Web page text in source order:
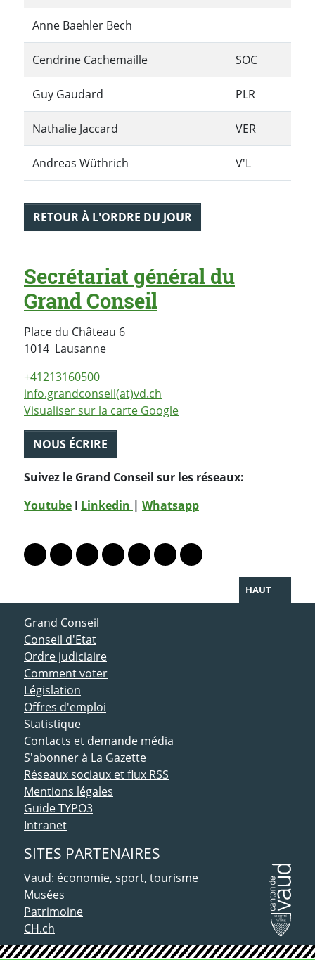
Anne Baehler Bech
Cendrine Cachemaille SOC
Guy Gaudard PLR
Nathalie Jaccard VER
Andreas Wüthrich V'L
RETOUR À L'ORDRE DU JOUR
Secrétariat général du
Grand Conseil
Place du Château 6
1014 LausanneSuisse
+41213160500
info.grandconseil(at)vd.ch
Visualiser sur la carte Google
NOUS ÉCRIRE
Suivez le Grand Conseil sur les réseaux:
Youtube I Linkedin | Whatsapp
Lien vers le profil Mastodon
Lien vers le profil Bluesky
Lien vers le profil Instagram
Lien vers le profil Linkedin
Lien vers le profil Facebook
Lien vers le profil Twitter
Partager par WhatsApp
HAUT
ACCÈS DIRECT
Grand Conseil
Conseil d'Etat
Ordre judiciaire
Comment voter
Législation
Offres d'emploi
Statistique
Contacts et demande média
S'abonner à La Gazette
Réseaux sociaux et flux RSS
Mentions légales
Guide TYPO3
Intranet
SITES PARTENAIRES
Vaud: économie, sport, tourisme
Musées
Patrimoine
CH.ch